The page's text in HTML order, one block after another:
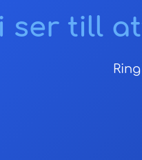
ser till